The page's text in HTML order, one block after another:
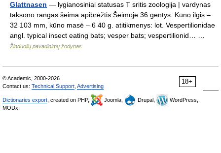
Glattnasen — lygianosiniai statusas T sritis zoologija | vardynas
taksono rangas šeima apibrėžtis Šeimoje 36 gentys. Kūno ilgis –
32 103 mm, kūno masė – 6 40 g. atitikmenys: lot. Vespertilionidae
angl. typical insect eating bats; vesper bats; vespertilionid… …
Žinduolių pavadinimų žodynas
18+
© Academic, 2000-2026
Contact us: Technical Support Advertising
Dictionaries export , created on PHP, Joomla, Drupal,
WordPress,
MODx.